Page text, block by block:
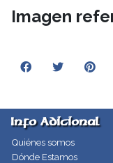
Imagen
Info Adicional
Quiénes somos
Dónde Estamos